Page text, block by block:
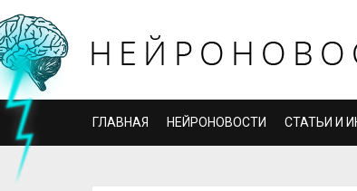
ГЛАВНАЯ НЕЙРОНОВОСТИ СТАТЬИ И